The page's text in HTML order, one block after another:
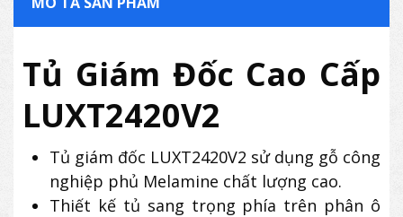
Tủ Giám Đốc Cao Cấp
LUXT2420V2
Tủ giám đốc LUXT2420V2 sử dụng gỗ công
nghiệp phủ Melamine chất lượng cao.
Thiết kế tủ sang trọng phía trên phân ô